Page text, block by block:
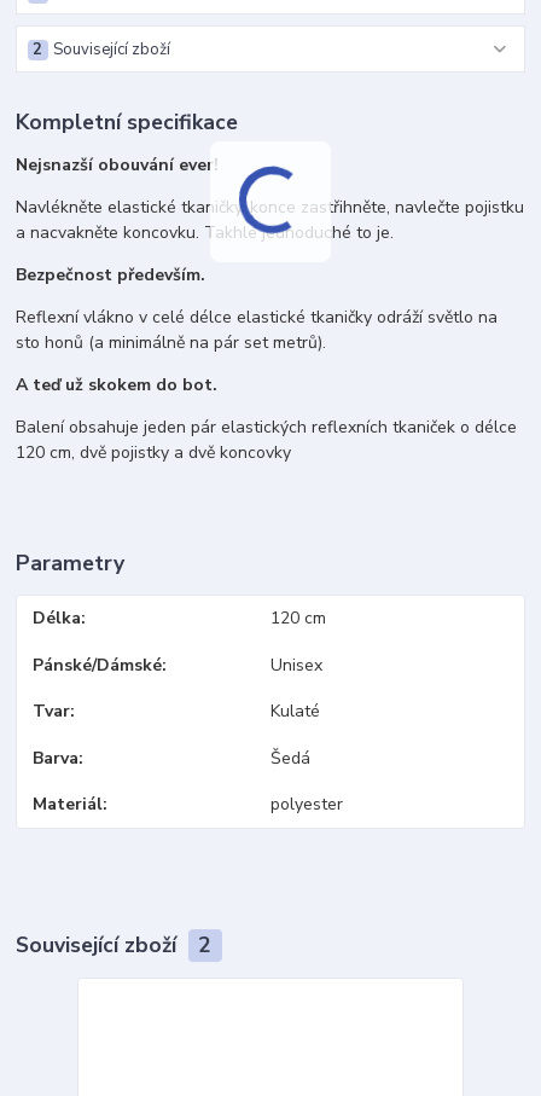
Související zboží
2
Kompletní specifikace
Nejsnazší obouvání ever!
Navlékněte elastické tkaničky, konce zastřihněte, navlečte pojistku
a nacvakněte koncovku. Takhle jednoduché to je.
Bezpečnost především.
Reflexní vlákno v celé délce elastické tkaničky odráží světlo na
sto honů (a minimálně na pár set metrů).
A teď už skokem do bot.
Balení obsahuje jeden pár elastických reflexních tkaniček o délce
120 cm, dvě pojistky a dvě koncovky
Parametry
Délka 120 cm
Pánské/Dámské Unisex
Tvar Kulaté
Barva Šedá
Materiál polyester
Související zboží 2